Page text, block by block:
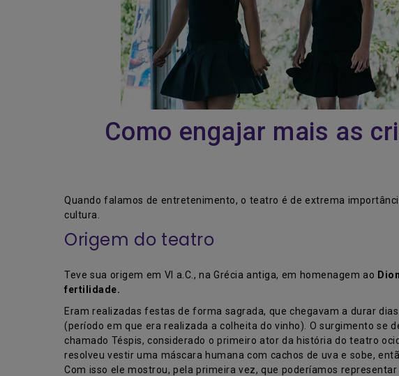
Como engajar mais as
Quando falamos de entretenimento, o teatro é de extrema
cultura.
Origem do teatro
Teve sua origem em VI a.C., na Grécia antiga, em homenagem ao
fertilidade.
Eram realizadas festas de forma sagrada, que chegavam a durar
(período em que era realizada a colheita do vinho). O surgimento se
chamado Téspis, considerado o primeiro ator da história do teatro
resolveu vestir uma máscara humana com cachos de uva e sobe,
Com isso ele mostrou, pela primeira vez, que poderíamos